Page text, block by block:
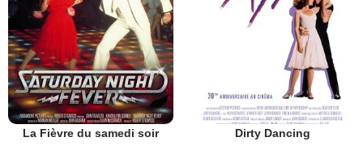
La Fièvre du samedi soir Dirty Dancing